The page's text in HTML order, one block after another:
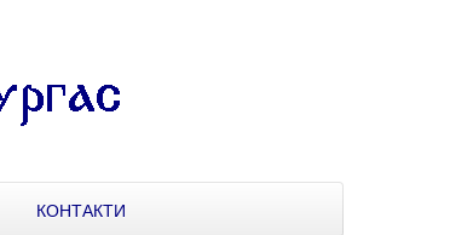
КОНТАКТИ